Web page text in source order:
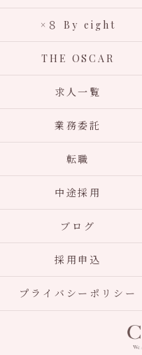
×８ By eight
THE OSCAR
求人一覧
業務委託
転職
中途採用
ブログ
採用申込
プライバシーポリシー